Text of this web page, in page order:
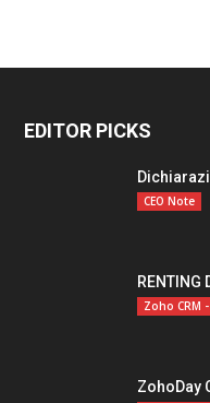
EDITOR PICKS
CEO Note
RENTING
Zoho CRM
ZohoDay